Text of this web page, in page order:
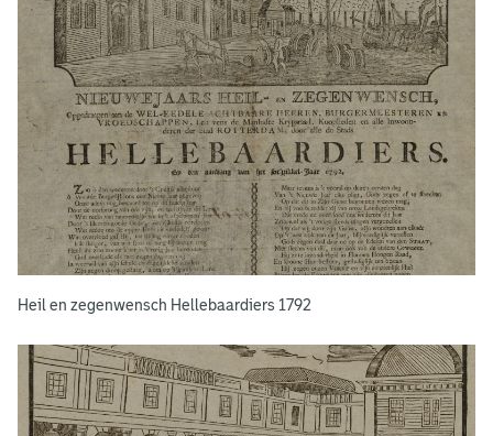
e
l
e
r
d
e
Heil en zegenwensch Hellebaardiers 1792